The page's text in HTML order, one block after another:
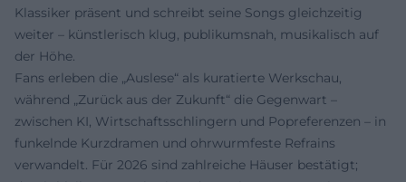
Klassiker präsent und schreibt seine Songs gleichzeitig
weiter – künstlerisch klug, publikumsnah, musikalisch auf
der Höhe.
Fans erleben die „Auslese“ als kuratierte Werkschau,
während „Zurück aus der Zukunft“ die Gegenwart –
zwischen KI, Wirtschaftsschlingern und Popreferenzen – in
funkelnde Kurzdramen und ohrwurmfeste Refrains
verwandelt. Für 2026 sind zahlreiche Häuser bestätigt;